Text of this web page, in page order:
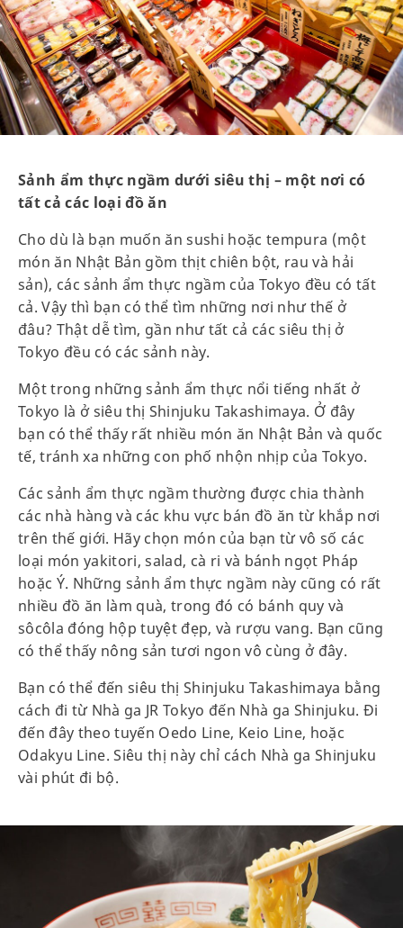
Sảnh ẩm thực ngầm dưới siêu thị – một nơi có
tất cả các loại đồ ăn
Cho dù là bạn muốn ăn sushi hoặc tempura (một
món ăn Nhật Bản gồm thịt chiên bột, rau và hải
sản), các sảnh ẩm thực ngầm của Tokyo đều có tất
cả. Vậy thì bạn có thể tìm những nơi như thế ở
đâu? Thật dễ tìm, gần như tất cả các siêu thị ở
Tokyo đều có các sảnh này.
Một trong những sảnh ẩm thực nổi tiếng nhất ở
Tokyo là ở siêu thị Shinjuku Takashimaya. Ở đây
bạn có thể thấy rất nhiều món ăn Nhật Bản và quốc
tế, tránh xa những con phố nhộn nhịp của Tokyo.
Các sảnh ẩm thực ngầm thường được chia thành
các nhà hàng và các khu vực bán đồ ăn từ khắp nơi
trên thế giới. Hãy chọn món của bạn từ vô số các
loại món yakitori, salad, cà ri và bánh ngọt Pháp
hoặc Ý. Những sảnh ẩm thực ngầm này cũng có rất
nhiều đồ ăn làm quà, trong đó có bánh quy và
sôcôla đóng hộp tuyệt đẹp, và rượu vang. Bạn cũng
có thể thấy nông sản tươi ngon vô cùng ở đây.
Bạn có thể đến siêu thị Shinjuku Takashimaya bằng
cách đi từ Nhà ga JR Tokyo đến Nhà ga Shinjuku. Đi
đến đây theo tuyến Oedo Line, Keio Line, hoặc
Odakyu Line. Siêu thị này chỉ cách Nhà ga Shinjuku
vài phút đi bộ.